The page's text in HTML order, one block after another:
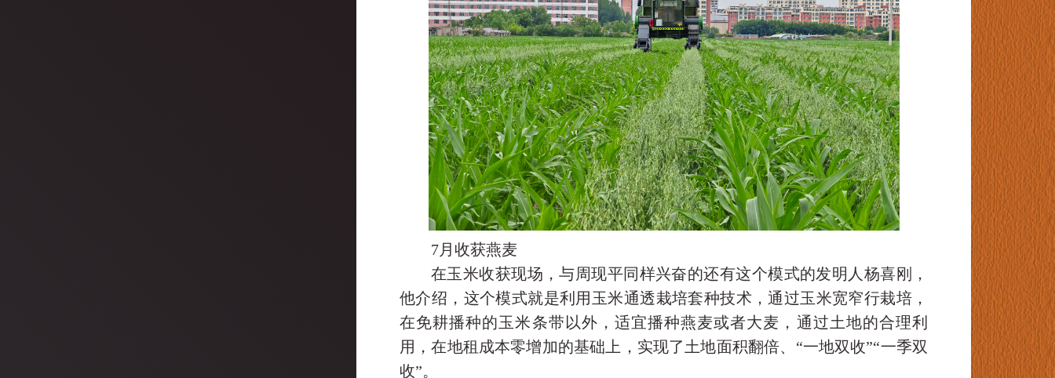
7月收获燕麦
在玉米收获现场，与周现平同样兴奋的还有这个模式的发明人杨喜刚，
他介绍，这个模式就是利用玉米通透栽培套种技术，通过玉米宽窄行栽培，
在免耕播种的玉米条带以外，适宜播种燕麦或者大麦，通过土地的合理利
用，在地租成本零增加的基础上，实现了土地面积翻倍、“一地双收”“一季双
收”。